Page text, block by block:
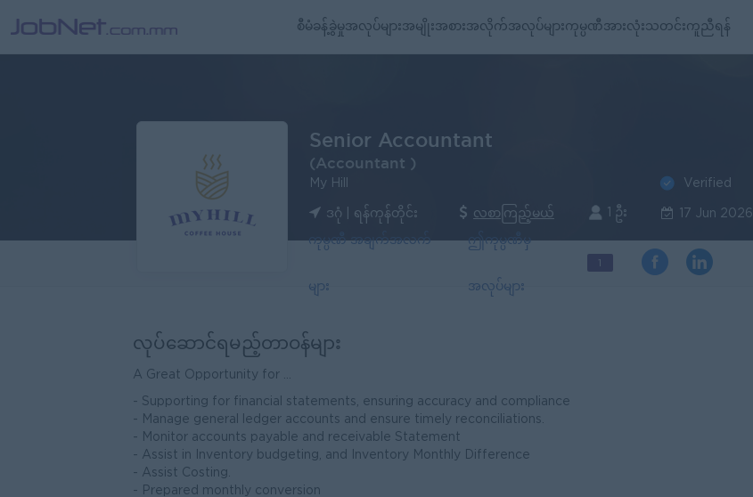
စီမံခန့်ခွဲမှုအလုပ်များအမျိုးအစားအလိုက်အလုပ်များကုမ္ပဏီအားလုံးသတင်းကူညီရန်
Senior Accountant
(Accountant )
My Hill
ဒဂုံ | ရန်ကုန်တိုင်း လစာကြည့်မယ် 1 ဦး
Verified
17 Jun 2026
ကုမ္ပဏီ အချက်အလက်
များ
ဤကုမ္ပဏီမှ
အလုပ်များ
1
လုပ်ဆောင်ရမည့်တာဝန်များ
A Great Opportunity for ...
- Supporting for financial statements, ensuring accuracy and compliance
- Manage general ledger accounts and ensure timely reconciliations.
- Monitor accounts payable and receivable Statement
- Assist in Inventory budgeting, and Inventory Monthly Difference
- Assist Costing.
- Prepared monthly conversion